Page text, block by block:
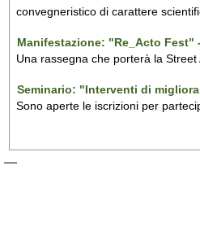
convegneristico di carattere
Manifestazione: "Re_Acto Fest"
Una rassegna che porterà la
Seminario: "Interventi di
Sono aperte le iscrizioni per